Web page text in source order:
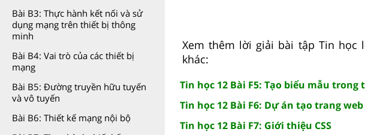
Bài B3: Thực hành kết nối và sử
dụng mạng trên thiết bị thông
minh
Bài B4: Vai trò của các thiết bị
mạng
Bài B5: Đường truyền hữu tuyến
và vô tuyến
Bài B6: Thiết kế mạng nội bộ
Xem thêm lời giải bài tập Tin học
khác:
Tin học 12 Bài F5: Tạo biểu mẫu trong
Tin học 12 Bài F6: Dự án tạo trang web
Tin học 12 Bài F7: Giới thiệu CSS